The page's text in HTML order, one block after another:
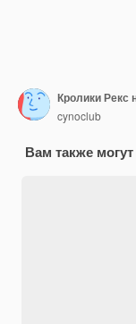
Кролики Рекс
cynoclub
Вам также